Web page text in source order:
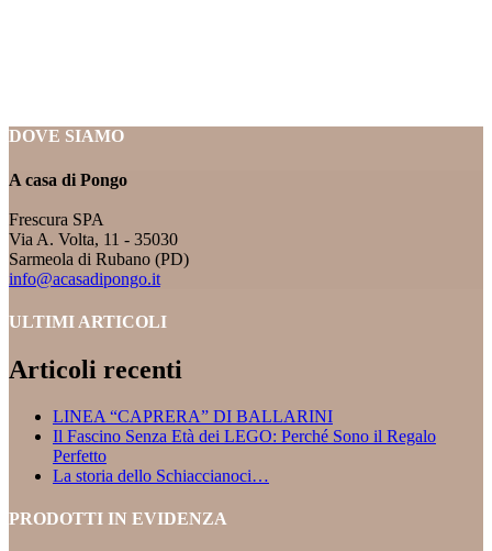
DOVE SIAMO
A casa di Pongo
Frescura SPA
Via A. Volta, 11 - 35030
Sarmeola di Rubano (PD)
info@acasadipongo.it
ULTIMI ARTICOLI
Articoli recenti
LINEA “CAPRERA” DI BALLARINI
Il Fascino Senza Età dei LEGO: Perché Sono il Regalo
Perfetto
La storia dello Schiaccianoci…
PRODOTTI IN EVIDENZA